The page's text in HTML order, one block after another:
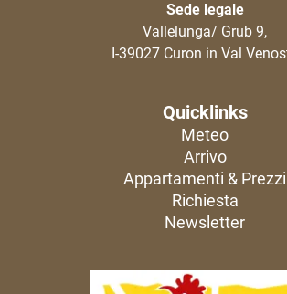
Sede legale
Vallelunga/ Grub 9,
I-39027 Curon in Val
Quicklinks
Meteo
Arrivo
Appartamenti & Prezzi
Richiesta
Newsletter